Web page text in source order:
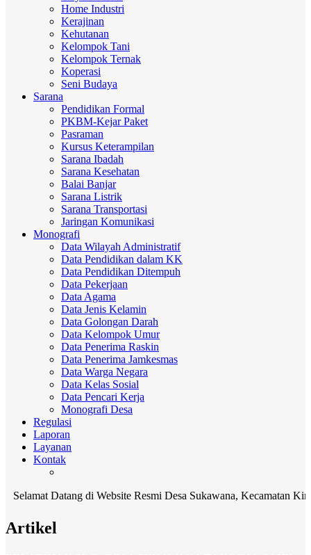
Home Industri
Kerajinan
Kehutanan
Kelompok Tani
Kelompok Ternak
Koperasi
Seni Budaya
Sarana
Pendidikan Formal
PKBM-Kejar Paket
Pasraman
Kursus Keterampilan
Sarana Ibadah
Sarana Kesehatan
Balai Banjar
Sarana Listrik
Sarana Transportasi
Jaringan Komunikasi
Monografi
Data Wilayah Administratif
Data Pendidikan dalam KK
Data Pendidikan Ditempuh
Data Pekerjaan
Data Agama
Data Jenis Kelamin
Data Golongan Darah
Data Kelompok Umur
Data Penerima Raskin
Data Penerima Jamkesmas
Data Warga Negara
Data Kelas Sosial
Data Pencari Kerja
Monografi Desa
Regulasi
Laporan
Layanan
Kontak
Datang di Website Resmi Desa Sukawana, Kecamatan
Artikel